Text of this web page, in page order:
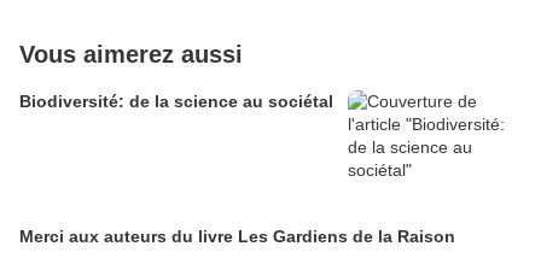
Vous aimerez aussi
Biodiversité: de la science au sociétal
Merci aux auteurs du livre Les Gardiens de la Raison